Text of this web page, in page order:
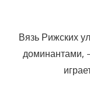
Вязь Рижских
доминантами,